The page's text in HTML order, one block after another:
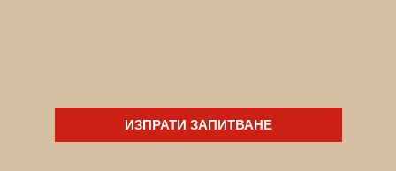
ИЗПРАТИ ЗАПИТВАНЕ